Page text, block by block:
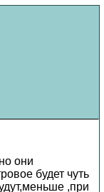
они
будет чуть
,при